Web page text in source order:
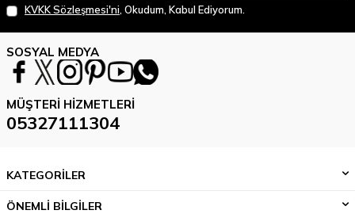
KVKK Sözleşmesi'ni , Okudum, Kabul Ediyorum.
SOSYAL MEDYA
MÜŞTERI HIZMETLERI
05327111304
KATEGORİLER
ÖNEMLİ BİLGİLER